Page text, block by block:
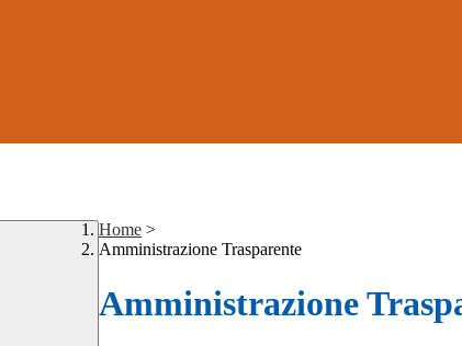
Home >
Amministrazione Trasparente
Amministrazione